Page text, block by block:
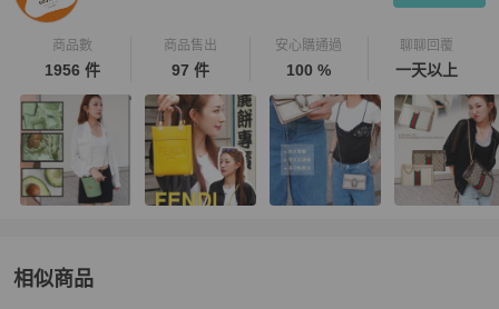
商品數
1956 件
商品售出
97 件
安心購通過
100 %
聊聊回覆
一天以上
相似商品